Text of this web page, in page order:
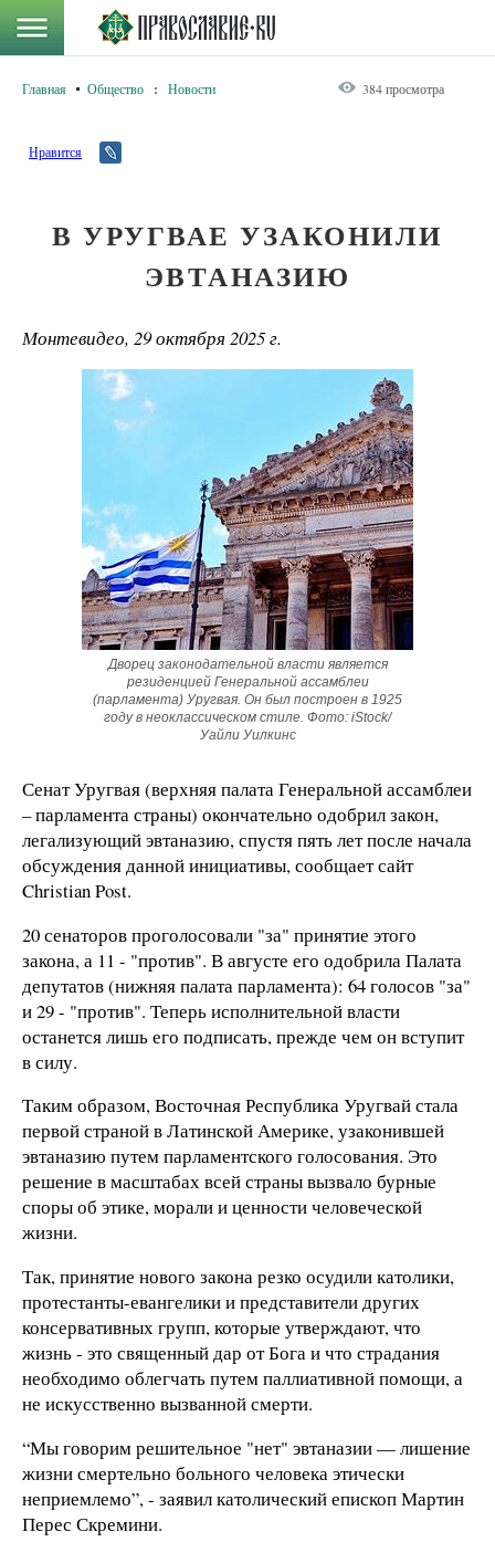
Главная Общество : Новости 384 просмотра
Нравится
В УРУГВАЕ УЗАКОНИЛИ
ЭВТАНАЗИЮ
Монтевидео, 29 октября 2025 г.
Дворец законодательной власти является
резиденцией Генеральной ассамблеи
(парламента) Уругвая. Он был построен в 1925
году в неоклассическом стиле. Фото: iStock/
Уайли Уилкинс
Сенат Уругвая (верхняя палата Генеральной ассамблеи
– парламента страны) окончательно одобрил закон,
легализующий эвтаназию, спустя пять лет после начала
обсуждения данной инициативы, сообщает сайт
Christian Post.
20 сенаторов проголосовали "за" принятие этого
закона, а 11 - "против". В августе его одобрила Палата
депутатов (нижняя палата парламента): 64 голосов "за"
и 29 - "против". Теперь исполнительной власти
останется лишь его подписать, прежде чем он вступит
в силу.
Таким образом, Восточная Республика Уругвай стала
первой страной в Латинской Америке, узаконившей
эвтаназию путем парламентского голосования. Это
решение в масштабах всей страны вызвало бурные
споры об этике, морали и ценности человеческой
жизни.
Так, принятие нового закона резко осудили католики,
протестанты-евангелики и представители других
консервативных групп, которые утверждают, что
жизнь - это священный дар от Бога и что страдания
необходимо облегчать путем паллиативной помощи, а
не искусственно вызванной смерти.
“Мы говорим решительное "нет" эвтаназии — лишение
жизни смертельно больного человека этически
неприемлемо”, - заявил католический епископ Мартин
Перес Скремини.